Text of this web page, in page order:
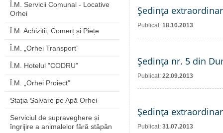
Î.M. Servicii Comunal - Locative
Orhei
Î.M. Achiziții, Comerț și Piețe
Î.M. „Orhei Transport”
Î.M. Hotelul ”CODRU”
Î.M. „Orhei Proiect”
Stația Salvare pe Apă Orhei
Serviciul de supraveghere și
îngrijire a animalelor fără stăpân
Şedinţa
Publicat: 18.10.2013
Şedinţa nr. 5 din
Publicat: 22.09.2013
Şedinţa
Publicat: 31.07.2013